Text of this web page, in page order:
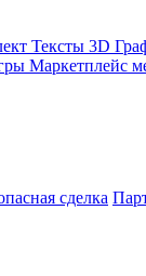
Тексты 3D
Маркетплейс
сделка